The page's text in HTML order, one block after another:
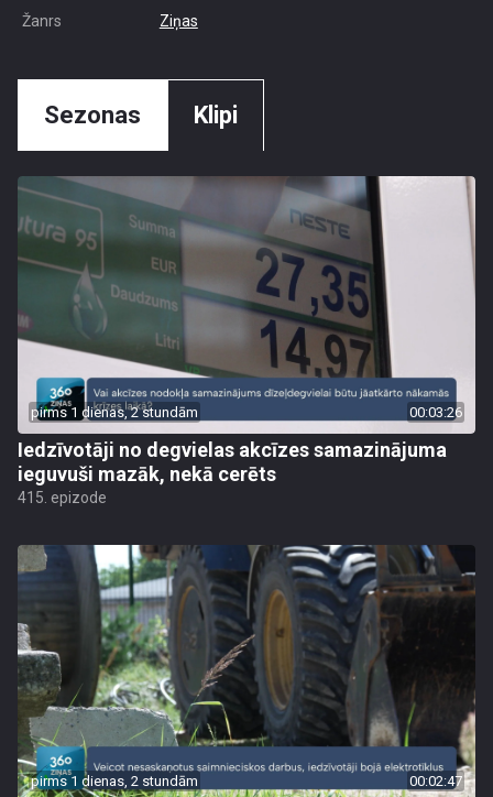
Žanrs Ziņas
Sezonas Klipi
pirms 1 dienas, 2 stundām 00:03:26
Iedzīvotāji no degvielas akcīzes samazinājuma
ieguvuši mazāk, nekā cerēts
415. epizode
pirms 1 dienas, 2 stundām 00:02:47